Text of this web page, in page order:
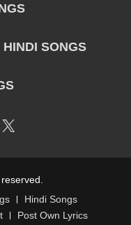
HINDI SONGS
X
Hindi Songs
Post Own Lyrics